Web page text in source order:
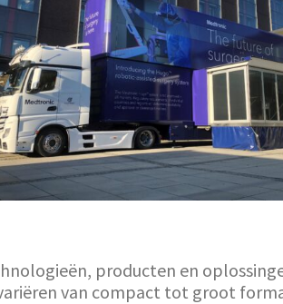
producten en
van compact tot groot